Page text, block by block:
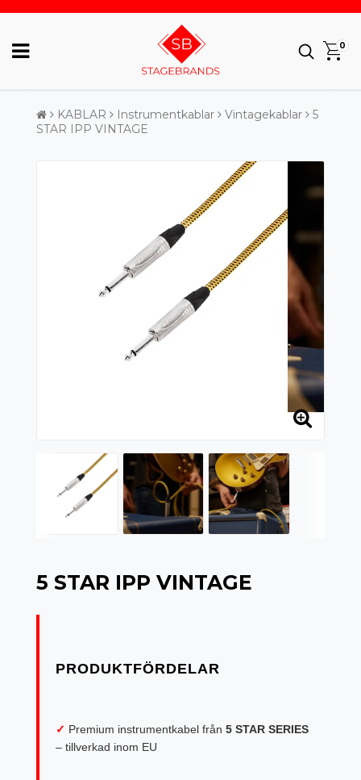
0
KABLAR Instrumentkablar Vintagekablar
5
STAR IPP VINTAGE
5 STAR IPP VINTAGE
✓ Premium instrumentkabel från 5 STAR SERIES
– tillverkad inom EU